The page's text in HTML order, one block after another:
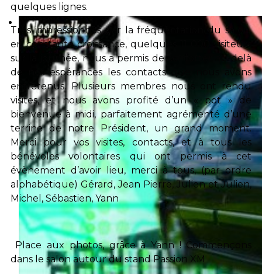
quelques lignes.
Très impressionnés par la fréquentation du salon,
en constante croissance, quelques 11 000 visiteurs
sur la journée, nous a permis de conforter au-delà
de nos espérances les contacts que nous avons
entretenus. Plusieurs membres nous ont rendu
visites, et nous avons profité d’un « pot » de
bienvenue à midi, parfaitement agrémenté d’une
terrine de notre Président, un grand moment.
Merci pour vos visites, contacts, et à tous les
bénévoles volontaires qui ont permis à cet
évènement d’avoir lieu, merci à tous, (par ordre
alphabétique) Gérard, Jean Pierre, Julien et Julien,
Michel, Sébastien, Yann
Place aux photos, grâce à Yann ! Commençons
dans le salon autour du stand Passion XM